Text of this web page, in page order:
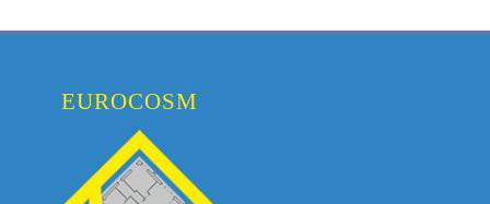
EUROCOSM